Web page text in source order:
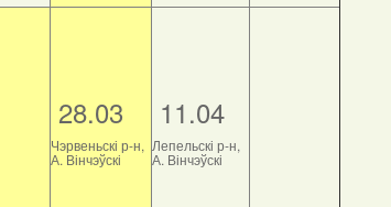
28.03
Чэрвеньскі р-н,
А. Вінчэўскі
11.04
Лепельскі р-н,
А. Вінчэўскі